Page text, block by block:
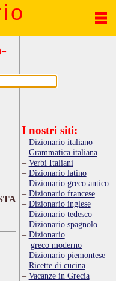
I nostri siti:
Dizionario italiano
Grammatica italiana
Verbi Italiani
Dizionario latino
Dizionario greco antico
Dizionario francese
Dizionario inglese
Dizionario tedesco
Dizionario spagnolo
Dizionario
greco moderno
Dizionario piemontese
Ricette di cucina
Vacanze in Grecia